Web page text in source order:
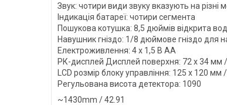
Звук: чотири види звуку вказують на різні
Індикація батареї: чотири сегмента
Пошукова котушка: 8,5 дюймів відкрита
Навушник гніздо: 1/8 дюймове гніздо для
Електроживлення: 4 х 1,5 В AA
РК-дисплей Дисплей поверхня: 72 х 34 мм
LCD розмір блоку управління: 125 х 120
Регульована висота детектора: 1090
~1430mm / 42.91